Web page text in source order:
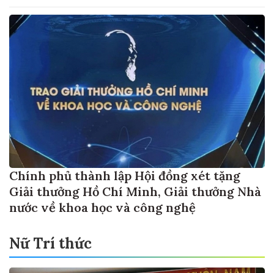
Chính phủ thành lập Hội đồng xét tặng
Giải thưởng Hồ Chí Minh, Giải thưởng Nhà
nước về khoa học và công nghệ
Nữ Trí thức